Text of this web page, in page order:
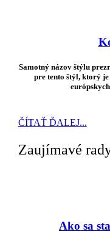
Samotný názov štýlu
pre tento štýl, ktorý
ČÍTAŤ ĎALEJ...
Zaujímavé
Ako sa